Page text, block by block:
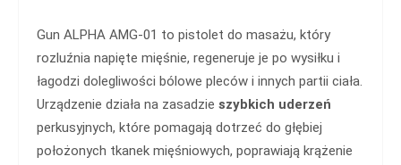
Gun ALPHA AMG‑01 to pistolet do masażu, który
rozluźnia napięte mięśnie, regeneruje je po wysiłku i
łagodzi dolegliwości bólowe pleców i innych partii ciała.
Urządzenie działa na zasadzie szybkich uderzeń
perkusyjnych, które pomagają dotrzeć do głębiej
położonych tkanek mięśniowych, poprawiają krążenie